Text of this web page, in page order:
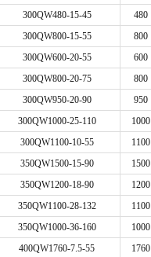
300QW480-15-45
480
300QW800-15-55
800
300QW600-20-55
600
300QW800-20-75
800
300QW950-20-90
950
300QW1000-25-110
1000
300QW1100-10-55
1100
350QW1500-15-90
1500
350QW1200-18-90
1200
350QW1100-28-132
1100
350QW1000-36-160
1000
400QW1760-7.5-55
1760